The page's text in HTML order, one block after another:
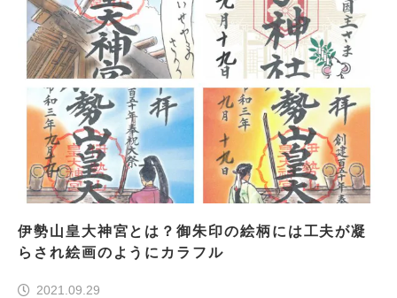
伊勢山皇大神宮とは？御朱印の絵柄には工夫が凝
らされ絵画のようにカラフル
2021.09.29